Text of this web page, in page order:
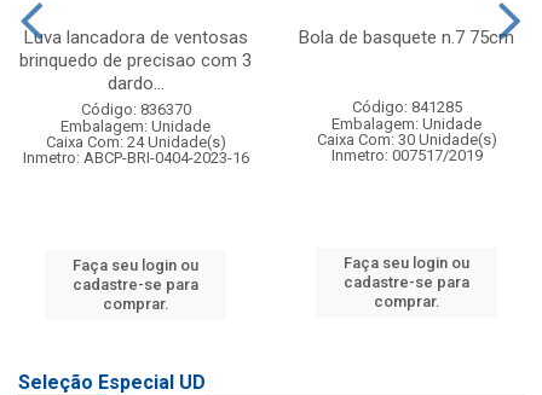
Luva lancadora de ventosas
brinquedo de precisao com 3
dardo...
Código: 836370
Embalagem: Unidade
Caixa Com: 24 Unidade(s)
Inmetro: ABCP-BRI-0404-2023-16
Faça seu login ou
cadastre-se para
comprar.
Bola de basquete n.7 75cm
Código: 841285
Embalagem: Unidade
Caixa Com: 30 Unidade(s)
Inmetro: 007517/2019
Faça seu login ou
cadastre-se para
comprar.
Seleção Especial UD